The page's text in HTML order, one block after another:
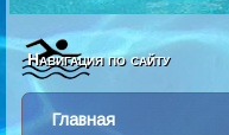
Навигация по сайту
Главная